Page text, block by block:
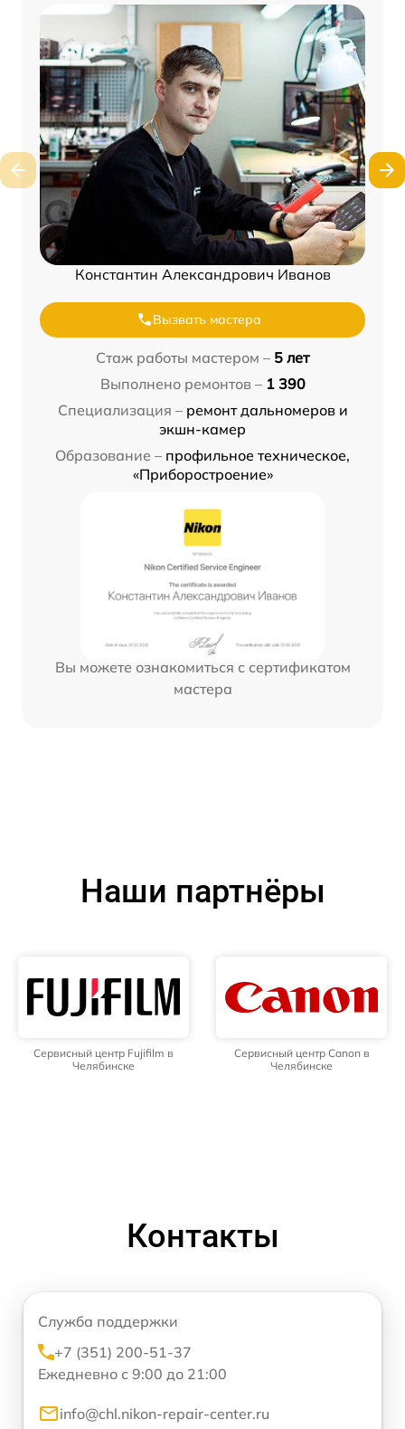
Константин Александрович Иванов
Вызвать мастера
Стаж работы мастером – 5 лет
Выполнено ремонтов – 1 390
Специализация – ремонт дальномеров и
экшн-камер
Образование – профильное техническое,
«Приборостроение»
Вы можете ознакомиться с сертификатом
мастера
Наши партнёры
Сервисный центр Fujifilm в
Челябинске
Сервисный центр Canon в
Челябинске
Контакты
Служба поддержки
+7 (351) 200-51-37
Ежедневно с 9:00 до 21:00
info@chl.nikon-repair-center.ru